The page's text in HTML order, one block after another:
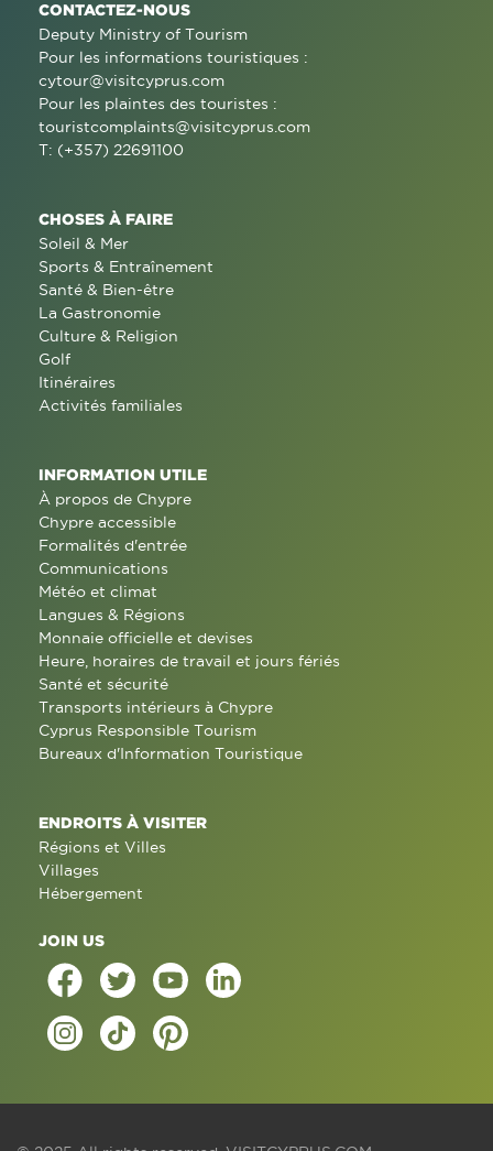
CONTACTEZ-NOUS
Deputy Ministry of Tourism
Pour les informations touristiques :
cytour@visitcyprus.com
Pour les plaintes des touristes :
touristcomplaints@visitcyprus.com
T: (+357) 22691100
CHOSES À FAIRE
Soleil & Mer
Sports & Entraînement
Santé & Bien-être
La Gastronomie
Culture & Religion
Golf
Itinéraires
Activités familiales
INFORMATION UTILE
À propos de Chypre
Chypre accessible
Formalités d'entrée
Communications
Météo et climat
Langues & Régions
Monnaie officielle et devises
Heure, horaires de travail et jours fériés
Santé et sécurité
Transports intérieurs à Chypre
Cyprus Responsible Tourism
Bureaux d'Information Touristique
ENDROITS À VISITER
Régions et Villes
Villages
Hébergement
JOIN US